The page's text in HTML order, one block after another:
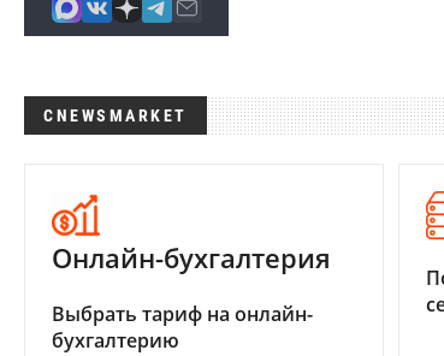
CNEWSMARKET
Онлайн-бухгалтерия
Выбрать тариф на онлайн-
бухгалтерию